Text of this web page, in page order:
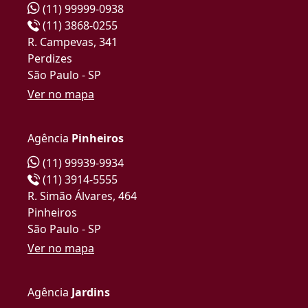
(11) 99999-0938
(11) 3868-0255
R. Campevas, 341
Perdizes
São Paulo - SP
Ver no mapa
Agência Pinheiros
(11) 99939-9934
(11) 3914-5555
R. Simão Álvares, 464
Pinheiros
São Paulo - SP
Ver no mapa
Agência Jardins